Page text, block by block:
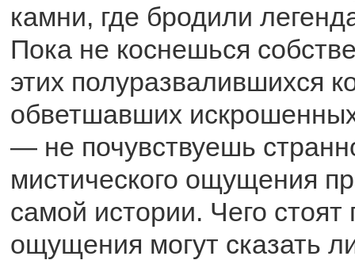
камни, где бродили
Пока не коснешься
этих полуразвалившихся
обветшавших
— не почувствуешь
мистического ощущения
самой истории. Чего
ощущения могут сказать